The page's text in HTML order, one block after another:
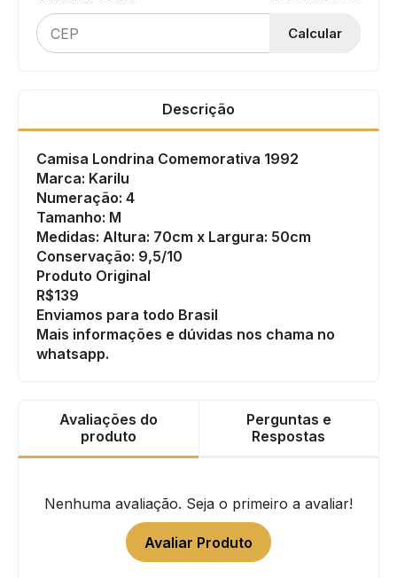
Calcular
Descrição
Camisa Londrina Comemorativa 1992
Marca: Karilu
Numeração: 4
Tamanho: M
Medidas: Altura: 70cm x Largura: 50cm
Conservação: 9,5/10
Produto Original
R$139
Enviamos para todo Brasil
Mais informações e dúvidas nos chama no
whatsapp.
Avaliações do
produto
Perguntas e
Respostas
Nenhuma avaliação. Seja o primeiro a avaliar!
Avaliar Produto